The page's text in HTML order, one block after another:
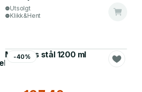
Utsolgt
Klikk&Hent
-40%
Matboks stål 1200 ml